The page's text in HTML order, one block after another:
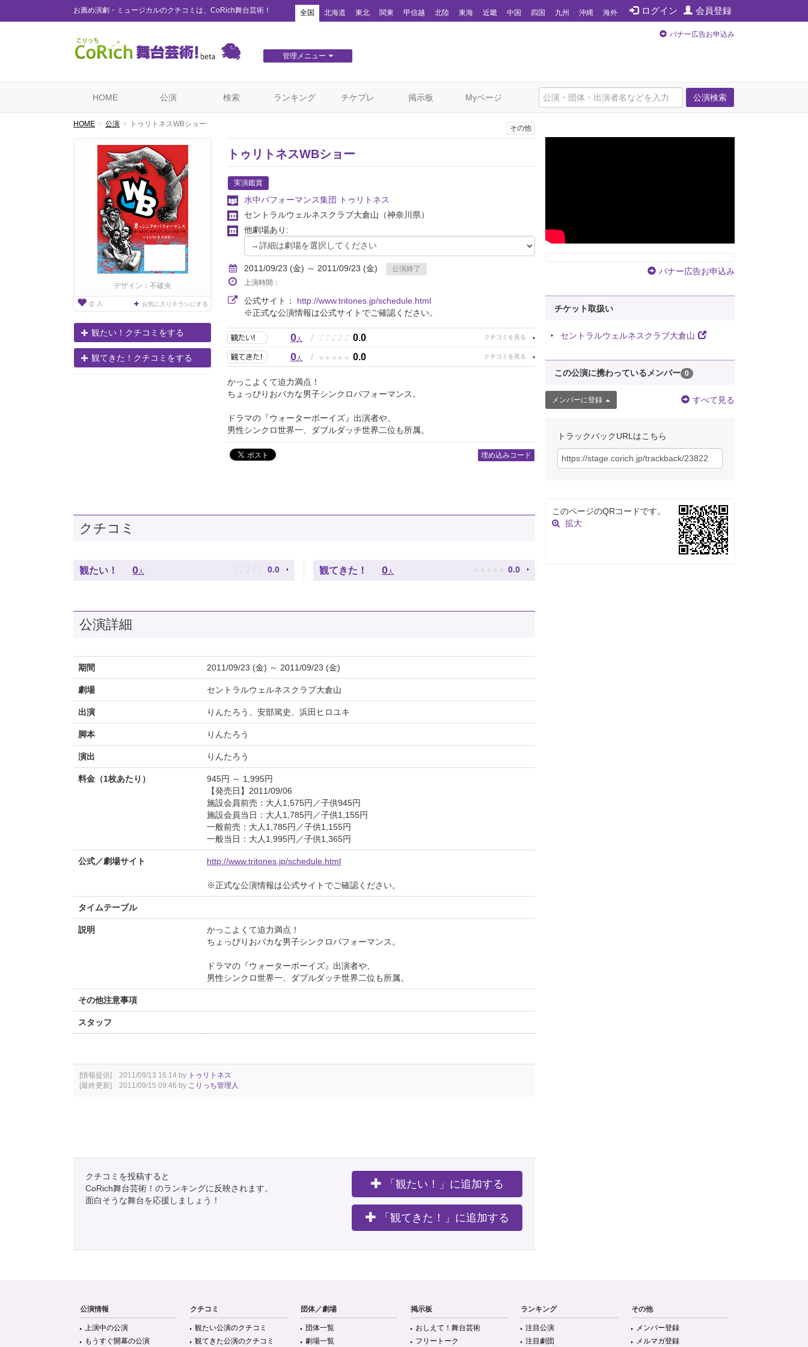
お薦め演劇・ミュージカルのクチコミは、CoRich舞台芸術！ ログイン 会員登録
全国 北海道 東北 関東 甲信越 北陸 東海 近畿 中国 四国 九州 沖縄 海外
管理メニュー
バナー広告お申込み
公演検索
HOME 公演 検索 ランキング チケプレ 掲示板 Myページ
HOME 公演 トゥリトネスWBショー
デザイン：不破央
0 人 お気に入りチラシにする
観たい！クチコミをする
観てきた！クチコミをする
その他
トゥリトネスWBショー
実演鑑賞
水中パフォーマンス集団 トゥリトネス
セントラルウェルネスクラブ大倉山 （神奈川県）
他劇場あり:
2011/09/23 (金) ～ 2011/09/23 (金)
公演終了
上演時間：
公式サイト： http://www.tritones.jp/schedule.html
※正式な公演情報は公式サイトでご確認ください。
0人 / ♪ ♪ ♪ ♪ ♪ 0.0
0人 / ★ ★ ★ ★ ★ 0.0
かっこよくて迫力満点！
ちょっぴりおバカな男子シンクロパフォーマンス。
ドラマの『ウォーターボーイズ』出演者や、
男性シンクロ世界一、ダブルダッチ世界二位も所属。
埋め込みコード
クチコミ
観たい！ 0 人 ♪ ♪ ♪ ♪ ♪ 0.0 観てきた！ 0 人 ★ ★ ★ ★ ★ 0.0
公演詳細
期間 2011/09/23 (金) ～ 2011/09/23 (金)
劇場 セントラルウェルネスクラブ大倉山
出演 りんたろう、安部篤史、浜田ヒロユキ
脚本 りんたろう
演出 りんたろう
料金（1枚あたり）
945円 ～ 1,995円
【発売日】2011/09/06
施設会員前売：大人1,575円／子供945円
施設会員当日：大人1,785円／子供1,155円
一般前売：大人1,785円／子供1,155円
一般当日：大人1,995円／子供1,365円
公式／劇場サイト http://www.tritones.jp/schedule.html
※正式な公演情報は公式サイトでご確認ください。
タイムテーブル
説明
かっこよくて迫力満点！
ちょっぴりおバカな男子シンクロパフォーマンス。
ドラマの『ウォーターボーイズ』出演者や、
男性シンクロ世界一、ダブルダッチ世界二位も所属。
その他注意事項
スタッフ
[情報提供] 2011/09/13 16:14 by トゥリトネス
[最終更新] 2011/09/15 09:46 by こりっち管理人
クチコミを投稿すると
CoRich舞台芸術！のランキングに反映されます。
面白そうな舞台を応援しましょう！
「観たい！」に追加する
「観てきた！」に追加する
バナー広告お申込み
チケット取扱い
セントラルウェルネスクラブ大倉山
この公演に携わっているメンバー 0
メンバーに登録 すべて見る
トラックバックURLはこちら
このページのQRコードです。
拡大
公演情報
上演中の公演
もうすぐ開幕の公演
クチコミ
観たい公演のクチコミ
観てきた公演のクチコミ
団体／劇場
団体一覧
劇場一覧
掲示板
おしえて！舞台芸術
フリートーク
ランキング
注目公演
注目劇団
その他
メンバー登録
メルマガ登録